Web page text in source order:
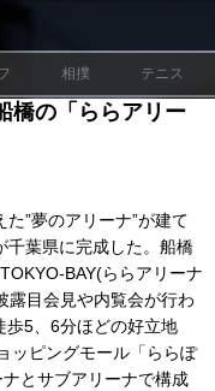
相撲 テニス
橋の「ららアリー
”夢のアリーナ”が建て
千葉県に完成した。船橋
BAY(ららアリーナ
露目会見や内覧会が行わ
歩5、6分ほどの好立地
ッピングモール「ららぽ
とサブアリーナで構成